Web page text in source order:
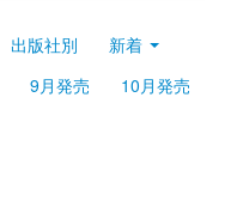
出版社別
新着
9月発売 10月発売